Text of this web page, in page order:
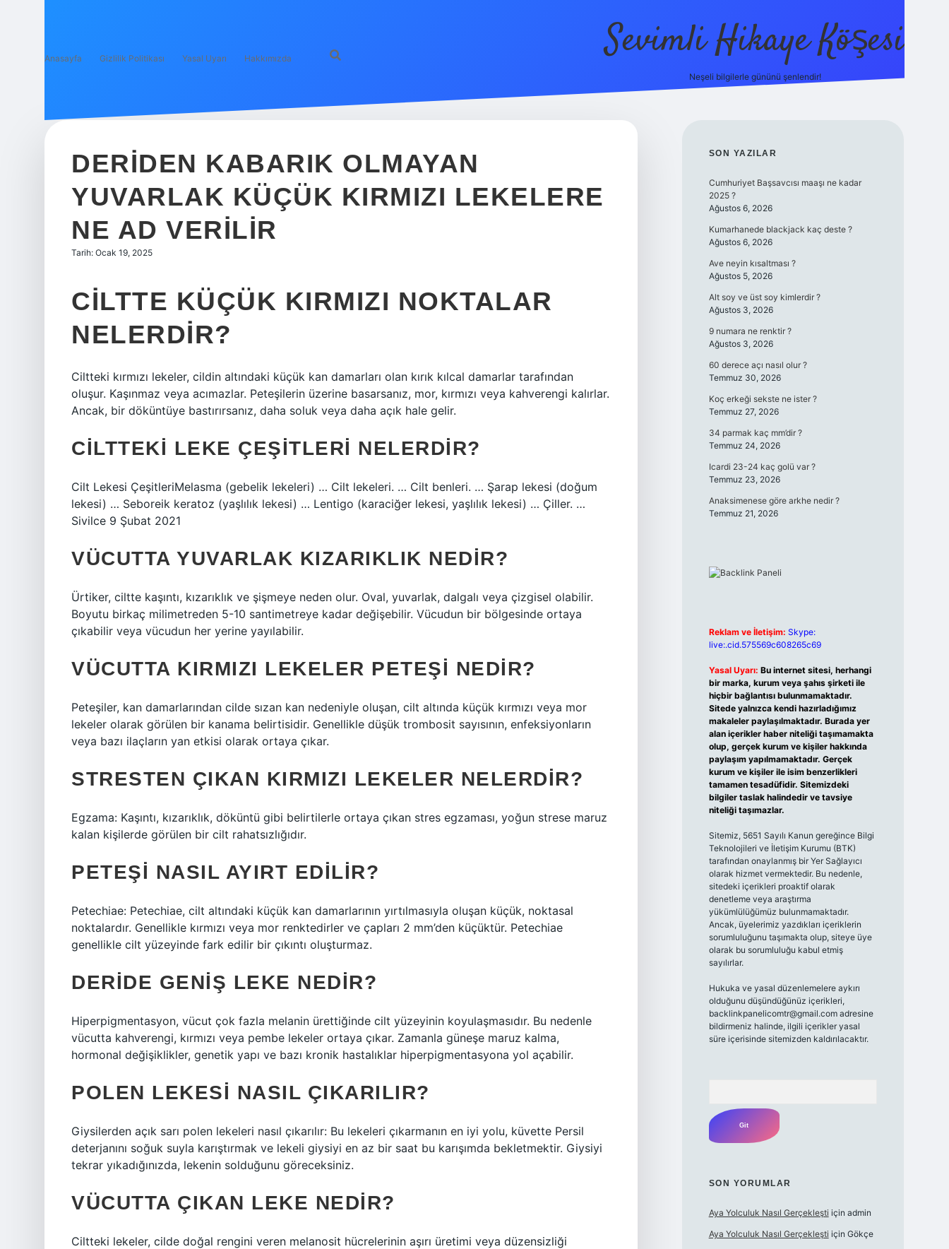
Anasayfa Gizlilik Politikası Yasal Uyarı Hakkımızda Sevimli Hikaye Köşesi
Neşeli bilgilerle gününü şenlendir!
DERIDEN KABARIK OLMAYAN
YUVARLAK KÜÇÜK KIRMIZI LEKELERE
NE AD VERILIR
Tarih: Ocak 19, 2025
CILTTE KÜÇÜK KIRMIZI NOKTALAR
NELERDIR?
Ciltteki kırmızı lekeler, cildin altındaki küçük kan damarları olan kırık kılcal damarlar tarafından
oluşur. Kaşınmaz veya acımazlar. Peteşilerin üzerine basarsanız, mor, kırmızı veya kahverengi kalırlar.
Ancak, bir döküntüye bastırırsanız, daha soluk veya daha açık hale gelir.
CILTTEKI LEKE ÇEŞITLERI NELERDIR?
Cilt Lekesi ÇeşitleriMelasma (gebelik lekeleri) … Cilt lekeleri. … Cilt benleri. … Şarap lekesi (doğum
lekesi) … Seboreik keratoz (yaşlılık lekesi) … Lentigo (karaciğer lekesi, yaşlılık lekesi) … Çiller. …
Sivilce 9 Şubat 2021
VÜCUTTA YUVARLAK KIZARIKLIK NEDIR?
Ürtiker, ciltte kaşıntı, kızarıklık ve şişmeye neden olur. Oval, yuvarlak, dalgalı veya çizgisel olabilir.
Boyutu birkaç milimetreden 5-10 santimetreye kadar değişebilir. Vücudun bir bölgesinde ortaya
çıkabilir veya vücudun her yerine yayılabilir.
VÜCUTTA KIRMIZI LEKELER PETEŞI NEDIR?
Peteşiler, kan damarlarından cilde sızan kan nedeniyle oluşan, cilt altında küçük kırmızı veya mor
lekeler olarak görülen bir kanama belirtisidir. Genellikle düşük trombosit sayısının, enfeksiyonların
veya bazı ilaçların yan etkisi olarak ortaya çıkar.
STRESTEN ÇIKAN KIRMIZI LEKELER NELERDIR?
Egzama: Kaşıntı, kızarıklık, döküntü gibi belirtilerle ortaya çıkan stres egzaması, yoğun strese maruz
kalan kişilerde görülen bir cilt rahatsızlığıdır.
PETEŞI NASIL AYIRT EDILIR?
Petechiae: Petechiae, cilt altındaki küçük kan damarlarının yırtılmasıyla oluşan küçük, noktasal
noktalardır. Genellikle kırmızı veya mor renktedirler ve çapları 2 mm’den küçüktür. Petechiae
genellikle cilt yüzeyinde fark edilir bir çıkıntı oluşturmaz.
DERIDE GENIŞ LEKE NEDIR?
Hiperpigmentasyon, vücut çok fazla melanin ürettiğinde cilt yüzeyinin koyulaşmasıdır. Bu nedenle
vücutta kahverengi, kırmızı veya pembe lekeler ortaya çıkar. Zamanla güneşe maruz kalma,
hormonal değişiklikler, genetik yapı ve bazı kronik hastalıklar hiperpigmentasyona yol açabilir.
POLEN LEKESI NASIL ÇIKARILIR?
Giysilerden açık sarı polen lekeleri nasıl çıkarılır: Bu lekeleri çıkarmanın en iyi yolu, küvette Persil
deterjanını soğuk suyla karıştırmak ve lekeli giysiyi en az bir saat bu karışımda bekletmektir. Giysiyi
tekrar yıkadığınızda, lekenin solduğunu göreceksiniz.
VÜCUTTA ÇIKAN LEKE NEDIR?
Ciltteki lekeler, cilde doğal rengini veren melanosit hücrelerinin aşırı üretimi veya düzensizliği
SIDEBAR
SON YAZILAR
Cumhuriyet Başsavcısı maaşı ne kadar
2025 ?
Ağustos 6, 2026
Kumarhanede blackjack kaç deste ?
Ağustos 6, 2026
Ave neyin kısaltması ?
Ağustos 5, 2026
Alt soy ve üst soy kimlerdir ?
Ağustos 3, 2026
9 numara ne renktir ?
Ağustos 3, 2026
60 derece açı nasıl olur ?
Temmuz 30, 2026
Koç erkeği sekste ne ister ?
Temmuz 27, 2026
34 parmak kaç mm’dir ?
Temmuz 24, 2026
Icardi 23-24 kaç golü var ?
Temmuz 23, 2026
Anaksimenese göre arkhe nedir ?
Temmuz 21, 2026
Reklam ve İletişim: Skype:
live:.cid.575569c608265c69
Yasal Uyarı: Bu internet sitesi, herhangi
bir marka, kurum veya şahıs şirketi ile
hiçbir bağlantısı bulunmamaktadır.
Sitede yalnızca kendi hazırladığımız
makaleler paylaşılmaktadır. Burada yer
alan içerikler haber niteliği taşımamakta
olup, gerçek kurum ve kişiler hakkında
paylaşım yapılmamaktadır. Gerçek
kurum ve kişiler ile isim benzerlikleri
tamamen tesadüfidir. Sitemizdeki
bilgiler taslak halindedir ve tavsiye
niteliği taşımazlar.
Sitemiz, 5651 Sayılı Kanun gereğince Bilgi
Teknolojileri ve İletişim Kurumu (BTK)
tarafından onaylanmış bir Yer Sağlayıcı
olarak hizmet vermektedir. Bu nedenle,
sitedeki içerikleri proaktif olarak
denetleme veya araştırma
yükümlülüğümüz bulunmamaktadır.
Ancak, üyelerimiz yazdıkları içeriklerin
sorumluluğunu taşımakta olup, siteye üye
olarak bu sorumluluğu kabul etmiş
sayılırlar.
Hukuka ve yasal düzenlemelere aykırı
olduğunu düşündüğünüz içerikleri,
backlinkpanelicomtr@gmail.com adresine
bildirmeniz halinde, ilgili içerikler yasal
süre içerisinde sitemizden kaldırılacaktır.
SON YORUMLAR
Aya Yolculuk Nasıl Gerçekleşti için admin
Aya Yolculuk Nasıl Gerçekleşti için Gökçe